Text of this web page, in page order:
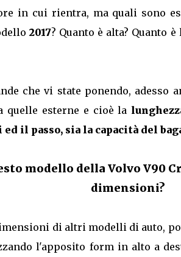
in cui rientra, ma quali sono
2017? Quanto è alta? Quanto
che vi state ponendo, adesso
quelle esterne e cioè la
il passo, sia la capacità del
modello della Volvo V90
dimensioni?
di altri modelli di auto,
l'apposito form in alto a